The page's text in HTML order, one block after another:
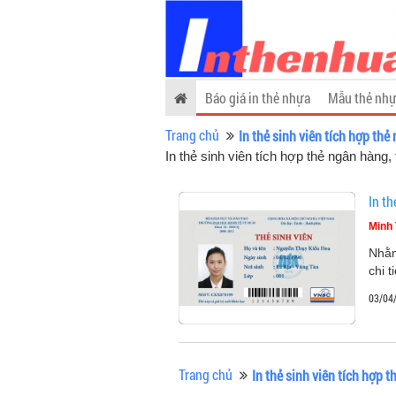
Báo giá in thẻ nhựa Mẫu thẻ
Trang chủ
In thẻ sinh viên tích hợp thẻ
In thẻ sinh viên tích hợp thẻ ngân
In
Minh
chi
03/
Trang chủ In thẻ sinh viên tích hợp